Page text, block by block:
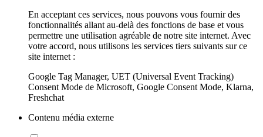
En acceptant ces services, nous pouvons vous fournir des
fonctionnalités allant au-delà des fonctions de base et vous
permettre une utilisation agréable de notre site internet. Avec
votre accord, nous utilisons les services tiers suivants sur ce
site internet :
Google Tag Manager, UET (Universal Event Tracking)
Consent Mode de Microsoft, Google Consent Mode, Klarna,
Freshchat
Contenu média externe